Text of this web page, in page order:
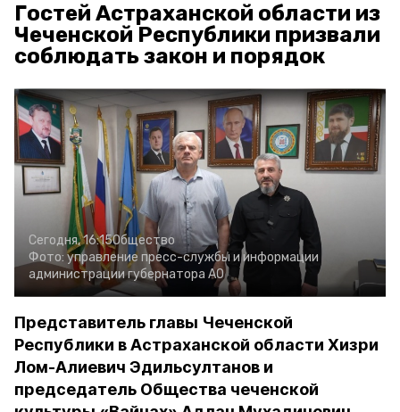
Гостей Астраханской области из
Чеченской Республики призвали
соблюдать закон и порядок
Сегодня, 16:15Общество
Фото: управление пресс-службы и информации
администрации губернатора АО
Представитель главы Чеченской
Республики в Астраханской области Хизри
Лом-Алиевич Эдильсултанов и
председатель Общества чеченской